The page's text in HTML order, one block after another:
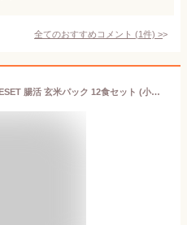
全てのおすすめコメント (1件) >
【完全栄養食】寝かせ玄米 RESET 腸活 玄米パック 12食セット (小豆 × 6/ 黒米 ×6) 160g【食物繊維 ビタミン ミネラル】